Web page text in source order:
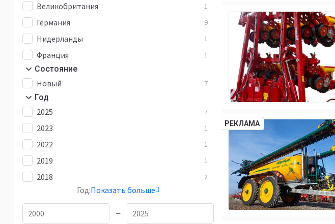
Великобритания 1
Германия 9
Нидерланды 1
Франция 1
Состояние
Новый 7
Год
2025 7
2023 1
2022 1
2019 1
2018 2
Год:Показать больше
—
РЕКЛАМА